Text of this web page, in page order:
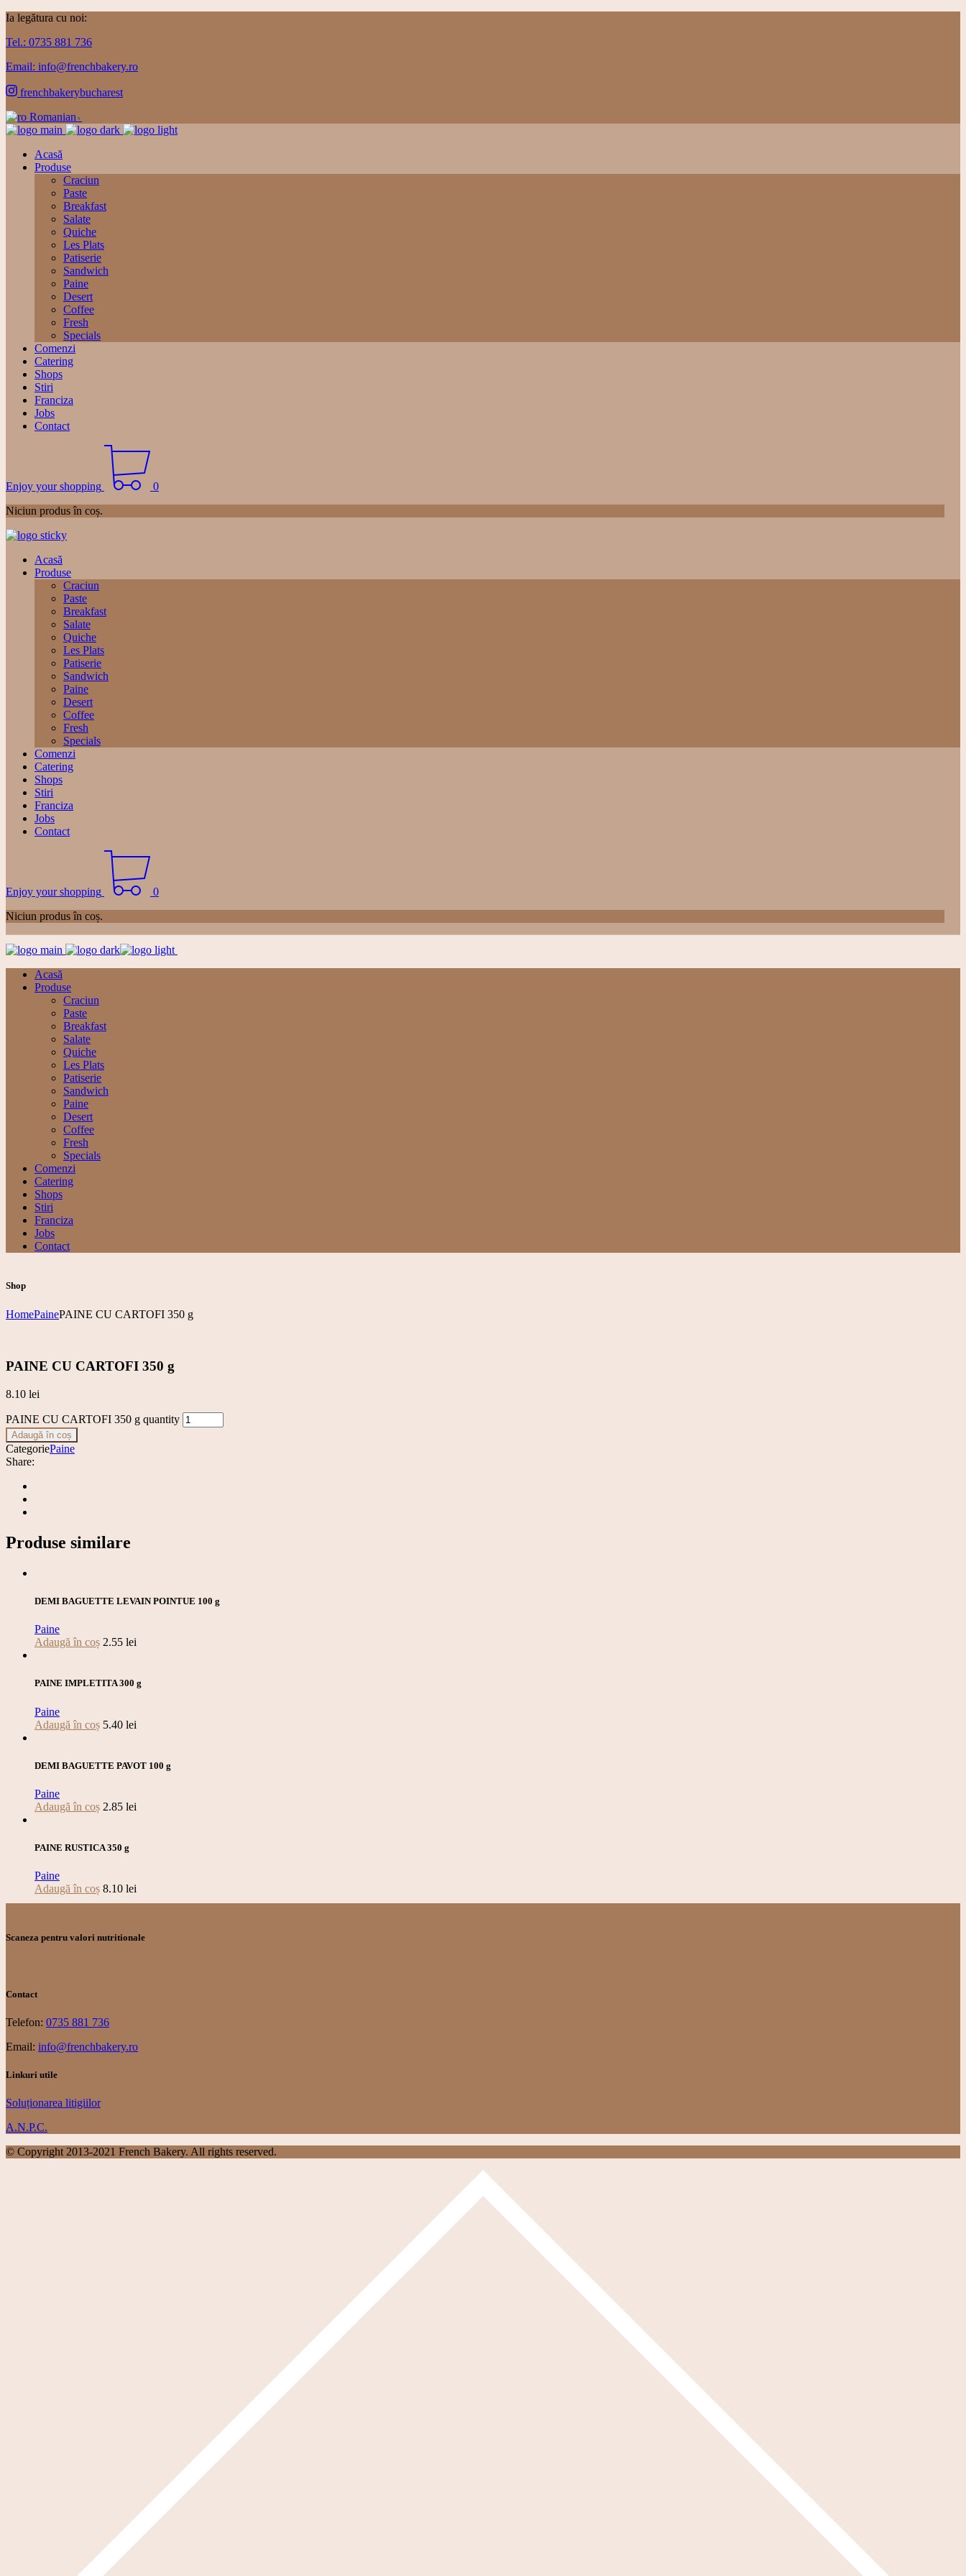
Ia legătura cu noi:
Tel.: 0735 881 736
Email: info@frenchbakery.ro
frenchbakerybucharest
Romanian ▼
Acasă
Produse
Craciun
Paste
Breakfast
Salate
Quiche
Les Plats
Patiserie
Sandwich
Paine
Desert
Coffee
Fresh
Specials
Comenzi
Catering
Shops
Stiri
Franciza
Jobs
Contact
Enjoy your shopping
0
Niciun produs în coș.
Acasă
Produse
Craciun
Paste
Breakfast
Salate
Quiche
Les Plats
Patiserie
Sandwich
Paine
Desert
Coffee
Fresh
Specials
Comenzi
Catering
Shops
Stiri
Franciza
Jobs
Contact
Enjoy your shopping
0
Niciun produs în coș.
Acasă
Produse
Craciun
Paste
Breakfast
Salate
Quiche
Les Plats
Patiserie
Sandwich
Paine
Desert
Coffee
Fresh
Specials
Comenzi
Catering
Shops
Stiri
Franciza
Jobs
Contact
Shop
HomePainePAINE CU CARTOFI 350 g
PAINE CU CARTOFI 350 g
8.10 lei
PAINE CU CARTOFI 350 g quantity
Adaugă în coș
CategoriePaine
Share:
Produse similare
DEMI BAGUETTE LEVAIN POINTUE 100 g
Paine
Adaugă în coș 2.55 lei
PAINE IMPLETITA 300 g
Paine
Adaugă în coș 5.40 lei
DEMI BAGUETTE PAVOT 100 g
Paine
Adaugă în coș 2.85 lei
PAINE RUSTICA 350 g
Paine
Adaugă în coș 8.10 lei
Scaneza pentru valori nutritionale
Contact
Telefon: 0735 881 736
Email: info@frenchbakery.ro
Linkuri utile
Soluționarea litigiilor
A.N.P.C.
© Copyright 2013-2021 French Bakery. All rights reserved.